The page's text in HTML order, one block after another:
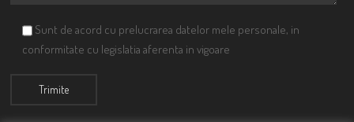
Sunt de acord cu prelucrarea datelor mele personale, in
conformitate cu legislatia aferenta in vigoare